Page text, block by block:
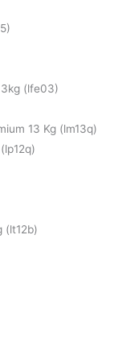
(lfe03)
13 Kg (lm13q)
(lt12b)